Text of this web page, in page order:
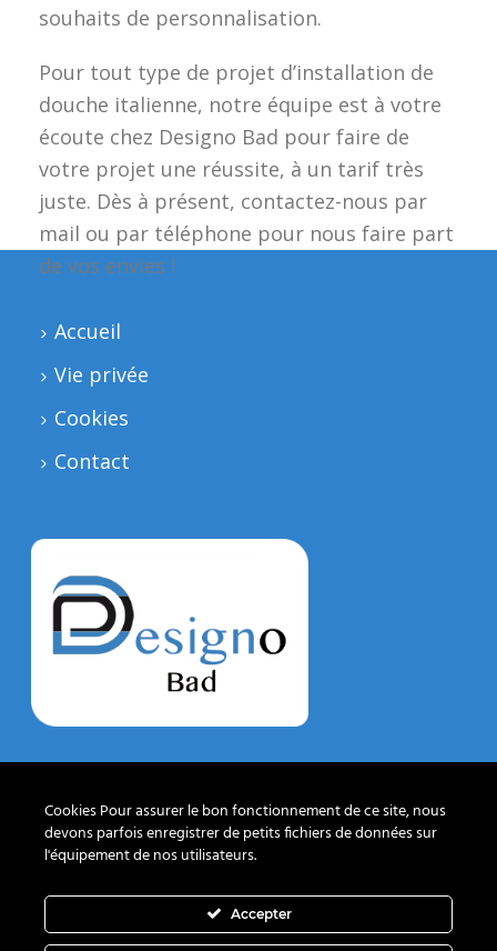
souhaits de personnalisation.
Pour tout type de projet d’installation de
douche italienne, notre équipe est à votre
écoute chez Designo Bad pour faire de
votre projet une réussite, à un tarif très
juste. Dès à présent, contactez-nous par
mail ou par téléphone pour nous faire part
de vos envies !
Accueil
Vie privée
Cookies
Contact
Chemin des Lentillières 18 box D14
1023 Crissier
+41-21-539-17-80
Cookies Pour assurer le bon fonctionnement de ce site, nous
devons parfois enregistrer de petits fichiers de données sur
l'équipement de nos utilisateurs.
Accepter